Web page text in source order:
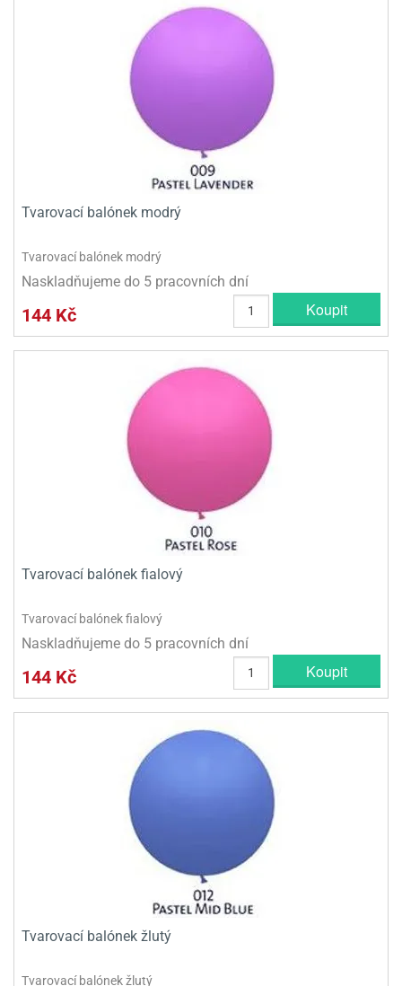
Tvarovací balónek modrý
Tvarovací balónek modrý
Naskladňujeme do 5 pracovních dní
144 Kč Koupit
Tvarovací balónek fialový
Tvarovací balónek fialový
Naskladňujeme do 5 pracovních dní
144 Kč Koupit
Tvarovací balónek žlutý
Tvarovací balónek žlutý